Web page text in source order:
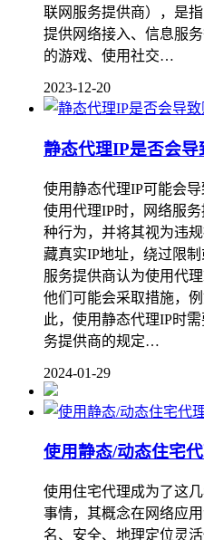
联网服务提供商），是
提供网络接入、信息服
的游戏、使用社交…
2023-12-20
静态代理IP是否会导
使用静态代理IP可能会
使用代理IP时，网络服
种行为，并将其视为违
藏真实IP地址，绕过限
服务提供商认为使用代
他们可能会采取措施，
此，使用静态代理IP时
务提供商的规定…
2024-01-29
使用静态/动态住宅
使用住宅代理成为了这
事情，其概念在网络应
名、安全、地理定位灵